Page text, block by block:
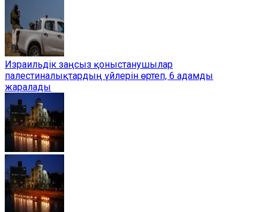
Израильдік заңсыз қоныстанушылар
палестиналықтардың үйлерін өртеп, 6 адамды
жаралады